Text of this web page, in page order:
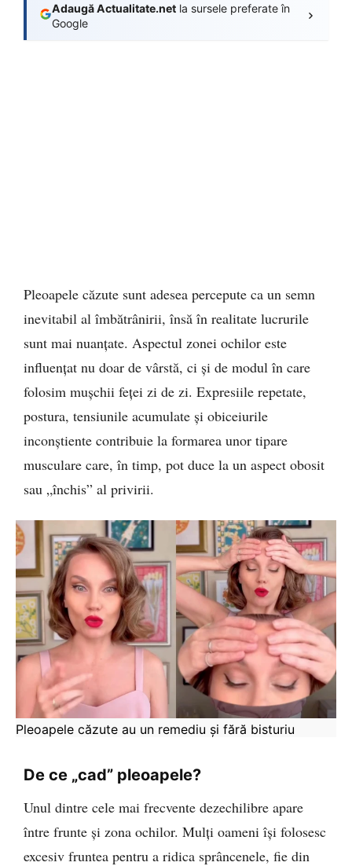
Adaugă Actualitate.net la sursele preferate în
Google
Pleoapele căzute sunt adesea percepute ca un semn
inevitabil al îmbătrânirii, însă în realitate lucrurile
sunt mai nuanțate. Aspectul zonei ochilor este
influențat nu doar de vârstă, ci și de modul în care
folosim mușchii feței zi de zi. Expresiile repetate,
postura, tensiunile acumulate și obiceiurile
inconștiente contribuie la formarea unor tipare
musculare care, în timp, pot duce la un aspect obosit
sau „închis” al privirii.
Pleoapele căzute au un remediu și fără bisturiu
De ce „cad” pleoapele?
Unul dintre cele mai frecvente dezechilibre apare
între frunte și zona ochilor. Mulți oameni își folosesc
excesiv fruntea pentru a ridica sprâncenele, fie din